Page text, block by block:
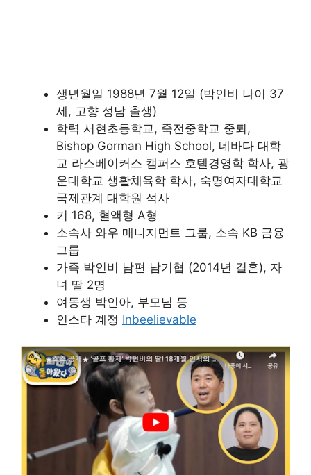
생년월일 1988년 7월 12일 (박인비 나이 37
세, 고향 성남 출생)
학력 서현초등학교, 죽전중학교 중퇴,
Bishop Gorman High School, 네바다 대학
교 라스베이커스 캠퍼스 호텔경영학 학사, 광
운대학교 생활체육학 학사, 숙명여자대학교
국제관계 대학원 석사
키 168, 혈액형 A형
소속사 와우 매니지먼트 그룹, 소속 KB 금융
그룹
가족 박인비 남편 남기협 (2014년 결혼), 자
녀 딸 2명
여동생 박인아, 부모님 등
인스타 계정 Inbeelievable